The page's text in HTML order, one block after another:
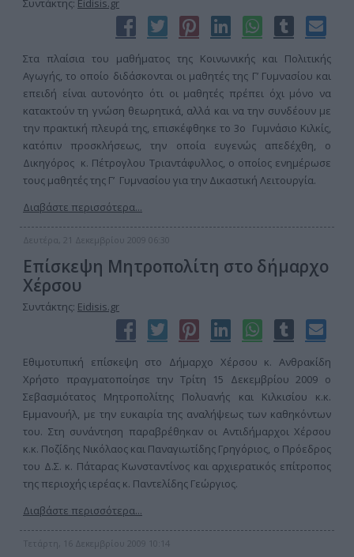
Συντάκτης: Eidisis.gr
Στα πλαίσια του μαθήματος της Κοινωνικής και Πολιτικής
Αγωγής, το οποίο διδάσκονται οι μαθητές της Γ’ Γυμνασίου και
επειδή είναι αυτονόητο ότι οι μαθητές πρέπει όχι μόνο να
κατακτούν τη γνώση θεωρητικά, αλλά και να την συνδέουν με
την πρακτική πλευρά της, επισκέφθηκε το 3ο Γυμνάσιο Κιλκίς,
κατόπιν προσκλήσεως, την οποία ευγενώς απεδέχθη, ο
Δικηγόρος κ. Πέτρογλου Τριαντάφυλλος, ο οποίος ενημέρωσε
τους μαθητές της Γ’ Γυμνασίου για την Δικαστική Λειτουργία.
Διαβάστε περισσότερα...
Δευτέρα, 21 Δεκεμβρίου 2009 06:30
Επίσκεψη Μητροπολίτη στο δήμαρχο
Χέρσου
Συντάκτης: Eidisis.gr
Εθιμοτυπική επίσκεψη στο Δήμαρχο Χέρσου κ. Ανθρακίδη
Χρήστο πραγματοποίησε την Τρίτη 15 Δεκεμβρίου 2009 ο
Σεβασμιότατος Μητροπολίτης Πολυανής και Κιλκισίου κ.κ.
Εμμανουήλ, με την ευκαιρία της αναλήψεως των καθηκόντων
του. Στη συνάντηση παραβρέθηκαν οι Αντιδήμαρχοι Χέρσου
κ.κ. Ποζίδης Νικόλαος και Παναγιωτίδης Γρηγόριος, ο Πρόεδρος
του Δ.Σ. κ. Πάταρας Κωνσταντίνος και αρχιερατικός επίτροπος
της περιοχής ιερέας κ. Παντελίδης Γεώργιος.
Διαβάστε περισσότερα...
Τετάρτη, 16 Δεκεμβρίου 2009 10:14